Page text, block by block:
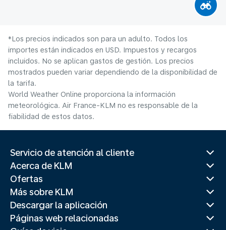
*Los precios indicados son para un adulto. Todos los
importes están indicados en USD. Impuestos y recargos
incluidos. No se aplican gastos de gestión. Los precios
mostrados pueden variar dependiendo de la disponibilidad de
la tarifa.
World Weather Online proporciona la información
meteorológica. Air France-KLM no es responsable de la
fiabilidad de estos datos.
Servicio de atención al cliente
Acerca de KLM
Ofertas
Más sobre KLM
Descargar la aplicación
Páginas web relacionadas